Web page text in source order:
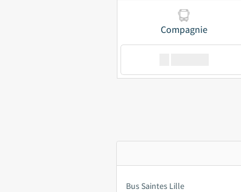
Compagnie
Bus Saintes Lille